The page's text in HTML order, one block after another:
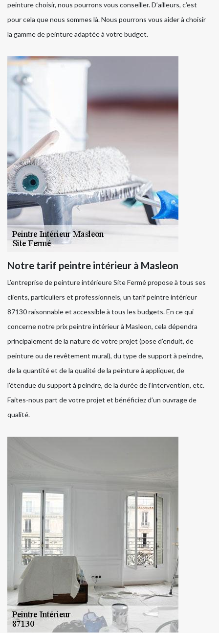
peinture choisir, nous pourrons vous conseiller. D’ailleurs, c’est
pour cela que nous sommes là. Nous pourrons vous aider à choisir
la gamme de peinture adaptée à votre budget.
Notre tarif peintre intérieur à Masleon
L’entreprise de peinture intérieure Site Fermé propose à tous ses
clients, particuliers et professionnels, un tarif peintre intérieur
87130 raisonnable et accessible à tous les budgets. En ce qui
concerne notre prix peintre intérieur à Masleon, cela dépendra
principalement de la nature de votre projet (pose d’enduit, de
peinture ou de revêtement mural), du type de support à peindre,
de la quantité et de la qualité de la peinture à appliquer, de
l’étendue du support à peindre, de la durée de l’intervention, etc.
Faites-nous part de votre projet et bénéficiez d’un ouvrage de
qualité.